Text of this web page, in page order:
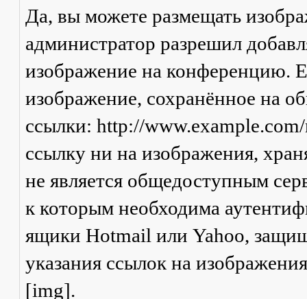
Да, вы можете размещать
администратор разрешил
изображение на конференцию.
изображение, сохранённое на
ссылки: http://
ссылку ни на изображения,
не является общедоступным
к которым необходима
ящики Hotmail или Yahoo,
указания ссылок на
[img].